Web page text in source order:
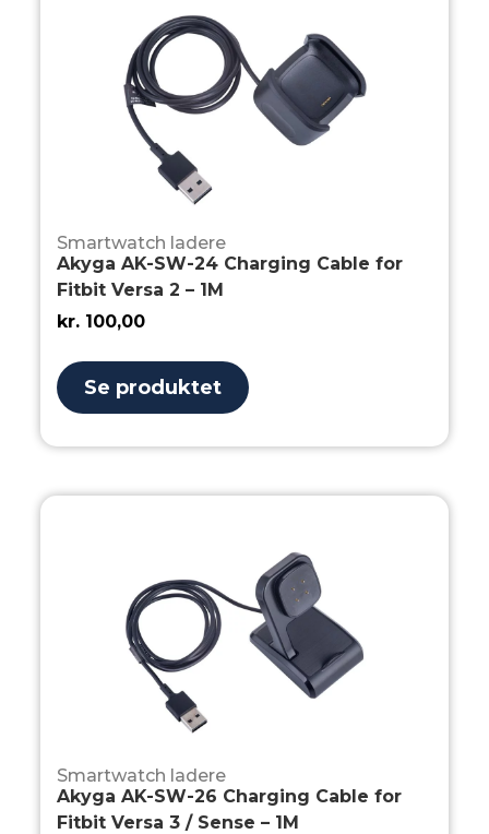
Smartwatch ladere
Akyga AK-SW-24 Charging Cable for
Fitbit Versa 2 – 1M
kr. 100,00
Se produktet
Smartwatch ladere
Akyga AK-SW-26 Charging Cable for
Fitbit Versa 3 / Sense – 1M